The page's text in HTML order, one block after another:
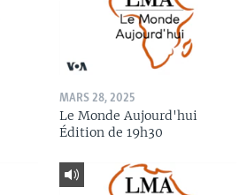
MARS 28, 2025
Le Monde Aujourd'hui
Édition de 19h30